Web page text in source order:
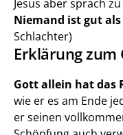
Niemand ist gut
Schlachter)
Erklärung zum
Gottallein hat das
wie er es am Ende
er seinen